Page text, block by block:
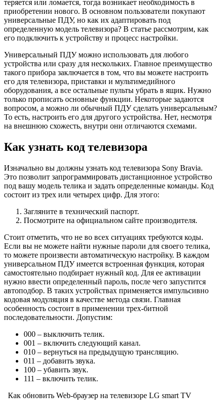
теряется или ломается, тогда возникает необходимость в
приобретении нового. В основном пользователи покупают
универсальные ПДУ, но как их адаптировать под
определенную модель телевизора? В статье рассмотрим, как
его подключить к устройству и процесс настройки.
Универсальный ПДУ можно использовать для любого
устройства или сразу для нескольких. Главное преимущество
такого прибора заключается в том, что вы можете настроить
его для телевизора, приставки и мультимедийного
оборудования, а все остальные пульты убрать в ящик. Нужно
только прописать основные функции. Некоторые задаются
вопросом, а можно ли обычный ПДУ сделать универсальным?
То есть, настроить его для другого устройства. Нет, несмотря
на внешнюю схожесть, внутри они отличаются схемами.
Как узнать код телевизора
Изначально вы должны узнать код телевизора Sony Bravia.
Это позволит запрограммировать дистанционное устройство
под вашу модель телика и задать определенные команды. Код
состоит из трех или четырех цифр. Для этого:
Загляните в технический паспорт.
Посмотрите на официальном сайте производителя.
Стоит отметить, что не во всех ситуациях требуются коды.
Если вы не можете найти нужные пароли для своего телика,
то можете произвести автоматическую настройку. В каждом
универсальном ПДУ имеется встроенная функция, которая
самостоятельно подбирает нужный код. Для ее активации
нужно ввести определенный пароль, после чего запустится
автоподбор. В таких устройствах применяется импульсивно
кодовая модуляция в качестве метода связи. Главная
особенность состоит в применении трех-битной
последовательности. Допустим:
000 – выключить телик.
001 – включить следующий канал.
010 – вернуться на предыдущую трансляцию.
011 – добавить звука.
100 – убавить звук.
111 – включить телик.
Как обновить Web-браузер на телевизоре LG smart TV